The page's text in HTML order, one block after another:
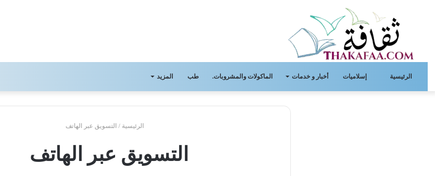
الرئيسية إسلاميات أخبار و خدمات الماكولات والمشروبات. طب المزيد
الرئيسية / التسويق عبر الهاتف
التسويق عبر الهاتف